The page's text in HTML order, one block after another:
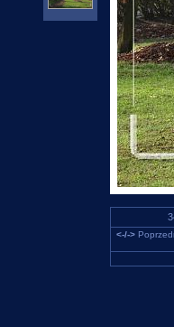
<-/->